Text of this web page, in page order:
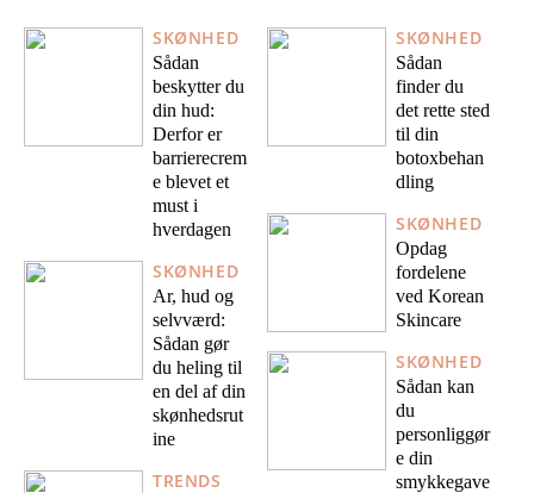
SKØNHED
Sådan
beskytter du
din hud:
Derfor er
barrierecrem
e blevet et
must i
hverdagen
SKØNHED
Ar, hud og
selvværd:
Sådan gør
du heling til
en del af din
skønhedsrut
ine
TRENDS
SKØNHED
Sådan
finder du
det rette sted
til din
botoxbehan
dling
SKØNHED
Opdag
fordelene
ved Korean
Skincare
SKØNHED
Sådan kan
du
personliggør
e din
smykkegave